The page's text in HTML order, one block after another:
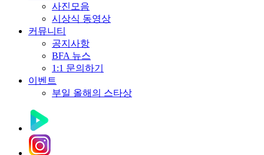
사진모음
시상식 동영상
커뮤니티
공지사항
BFA 뉴스
1:1 문의하기
이벤트
부일 올해의 스타상